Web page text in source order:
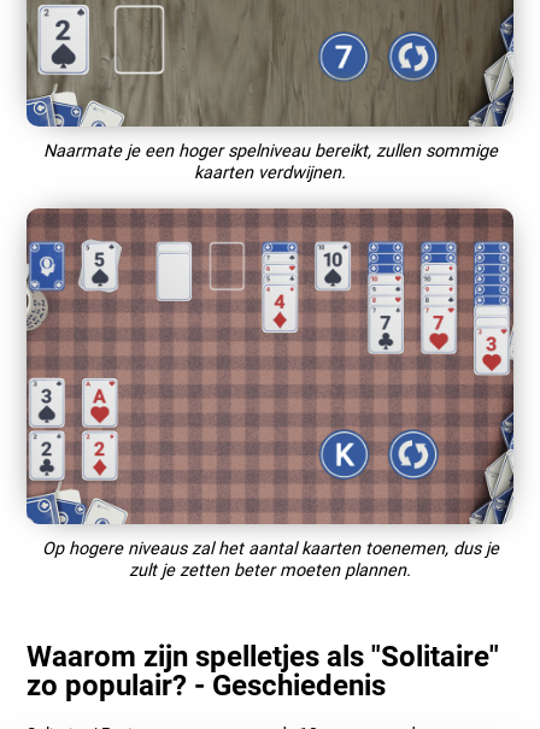
Naarmate je een hoger spelniveau bereikt, zullen sommige
kaarten verdwijnen.
Op hogere niveaus zal het aantal kaarten toenemen, dus je
zult je zetten beter moeten plannen.
Waarom zijn spelletjes als "Solitaire"
zo populair? - Geschiedenis